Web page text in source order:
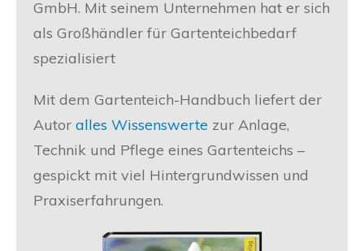
GmbH. Mit seinem Unternehmen hat er sich
als Großhändler für Gartenteichbedarf
spezialisiert
Mit dem Gartenteich-Handbuch liefert der
Autor alles Wissenswerte zur Anlage,
Technik und Pflege eines Gartenteichs –
gespickt mit viel Hintergrundwissen und
Praxiserfahrungen.